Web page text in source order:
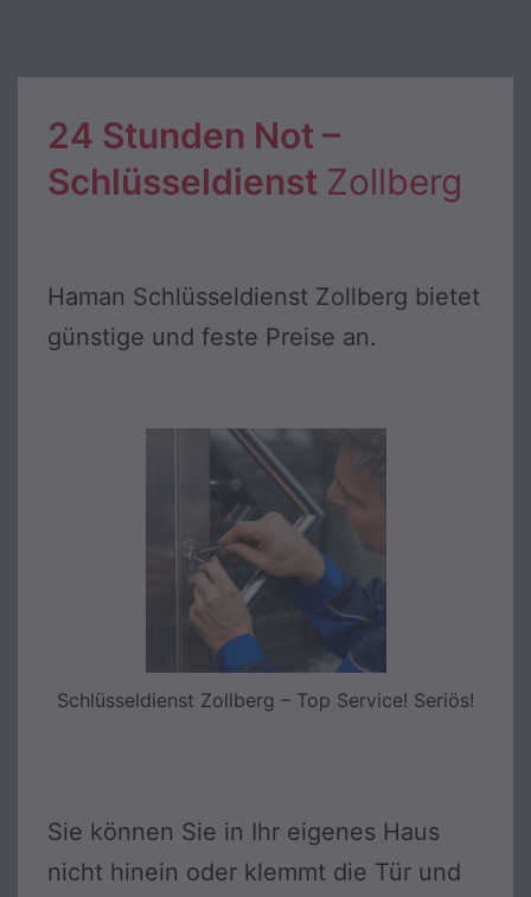
24 Stunden Not –
Schlüsseldienst Zollberg
Haman Schlüsseldienst Zollberg bietet
günstige und feste Preise an.
Schlüsseldienst Zollberg – Top Service! Seriös!
Sie können Sie in Ihr eigenes Haus
nicht hinein oder klemmt die Tür und